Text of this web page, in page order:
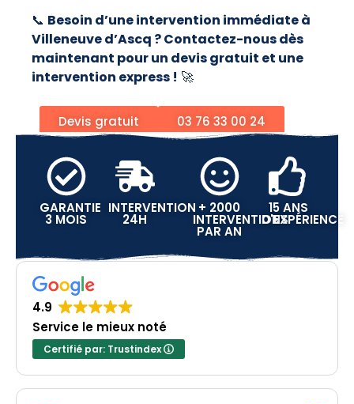
📞 Besoin d’une intervention immédiate à
Villeneuve d’Ascq ? Contactez-nous dès
maintenant pour un devis gratuit et une
intervention express ! 🚀
Devis gratuit 03 76 33 00 24
GARANTIE
3 MOIS
INTERVENTION
24H
+ 2000
INTERVENTIONS
PAR AN
15 ANS
D'EXPÉRIENCE
4.9
Service le mieux noté
Certifié par: Trustindex